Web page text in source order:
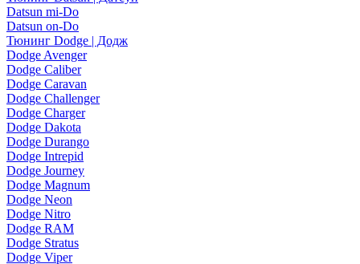
Datsun mi-Do
Datsun on-Do
Тюнинг Dodge | Додж
Dodge Avenger
Dodge Caliber
Dodge Caravan
Dodge Challenger
Dodge Charger
Dodge Dakota
Dodge Durango
Dodge Intrepid
Dodge Journey
Dodge Magnum
Dodge Neon
Dodge Nitro
Dodge RAM
Dodge Stratus
Dodge Viper